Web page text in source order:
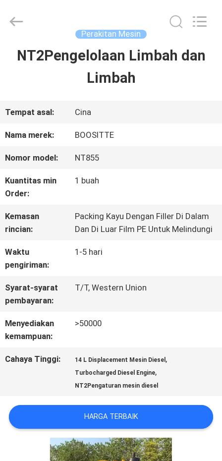
RUMAH
VIDEO
KAMI
TUR
PABRIK
KONTROL
KUALITAS
HUBUNGI
KAMI
BERITA
Machinery
Perakitan Mesin
NT2Pengelolaan Limbah dan
Limbah
Tempat asal: Cina
Nama merek: BOOSITTE
Nomor model: NT855
Kuantitas min
Order:
1 buah
Kemasan
rincian:
Packing Kayu Dengan Filler Di Dalam
Dan Di Luar Film PE Untuk Melindungi
Waktu
pengiriman:
1-5 hari
Syarat-syarat
pembayaran:
T/T, Western Union
Menyediakan
kemampuan:
>50000
Cahaya Tinggi: 14 L Displacement Mesin Diesel ,
Turbocharged Diesel Engine,
NT2Pengaturan mesin diesel
HARGA TERBAIK